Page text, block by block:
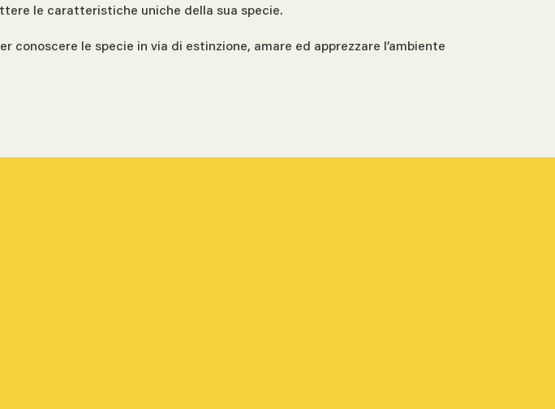
le caratteristiche uniche della sua specie.
le specie in via di estinzione, amare ed apprezzare l’ambiente